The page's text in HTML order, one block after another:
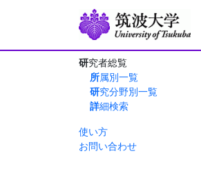
研究者総覧
所属別一覧
研究分野別一覧
詳細検索
使い方
お問い合わせ